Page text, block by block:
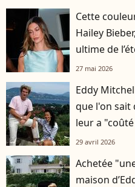
Cette
Hailey
ultime de
27 mai 2026
Eddy
que l'on sait
leur a
29 avril 2026
Achetée
maison